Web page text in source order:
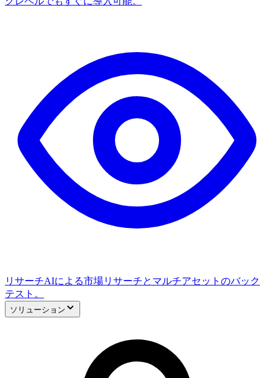
リサーチAIによる市場リサーチとマルチアセットのバック
テスト。
ソリューション